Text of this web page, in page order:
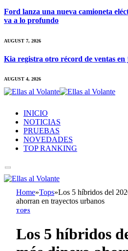
Ford lanza una nueva camioneta
va a lo profundo
AUGUST 7, 2026
Kia registra otro récord de ventas en
AUGUST 4, 2026
INICIO
NOTICIAS
PRUEBAS
NOVEDADES
TOP RANKING
Home»Tops»Los 5 híbridos del
ahorran en trayectos urbanos
TOPS
Los 5 híbridos